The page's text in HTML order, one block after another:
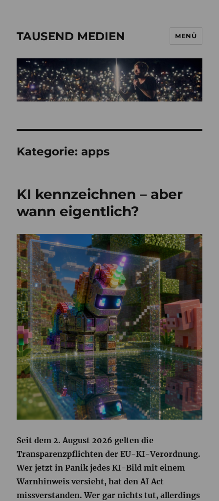
TAUSEND MEDIEN MENÜ
Kategorie: apps
KI kennzeichnen – aber
wann eigentlich?
Seit dem 2. August 2026 gelten die
Transparenzpflichten der EU-KI-Verordnung.
Wer jetzt in Panik jedes KI-Bild mit einem
Warnhinweis versieht, hat den AI Act
missverstanden. Wer gar nichts tut, allerdings